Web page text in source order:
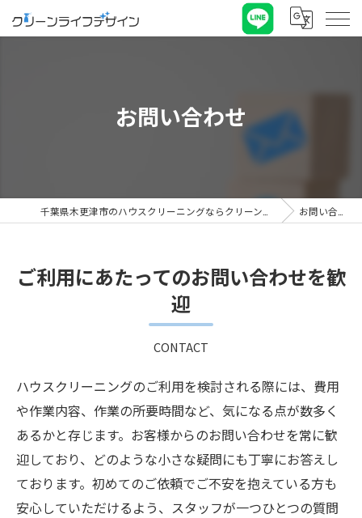
お問い合わせ
お問い合わせ
ご利用にあたってのお問い合わせを歓
迎
CONTACT
ハウスクリーニングのご利用を検討される際には、費用
や作業内容、作業の所要時間など、気になる点が数多く
あるかと存じます。お客様からのお問い合わせを常に歓
迎しており、どのような小さな疑問にも丁寧にお答えし
ております。初めてのご依頼でご不安を抱えている方も
安心していただけるよう、スタッフが一つひとつの質問